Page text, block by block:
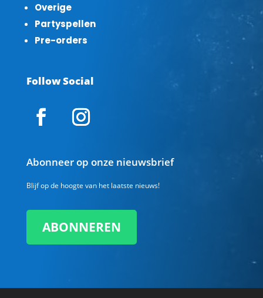
Overige
Partyspellen
Pre-orders
Follow Social
Abonneer op onze nieuwsbrief
Blijf op de hoogte van het laatste nieuws!
ABONNEREN